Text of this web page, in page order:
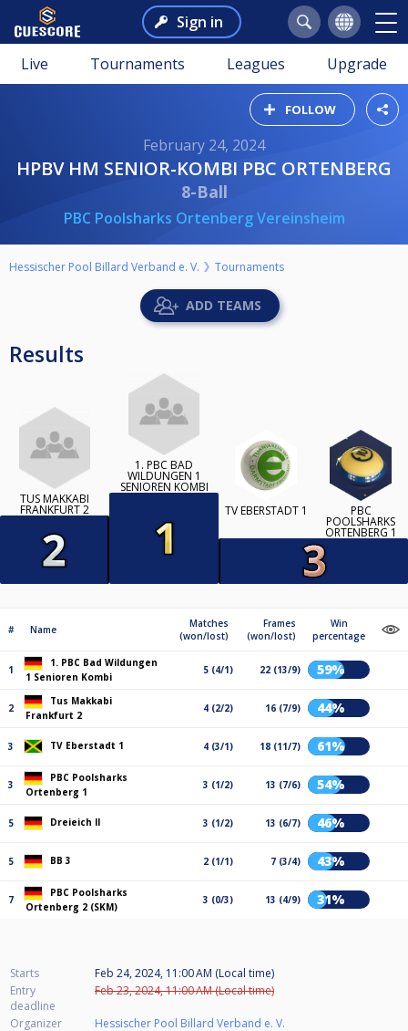
Sign in
Live Tournaments Leagues Upgrade
FOLLOW
February 24, 2024
HPBV HM SENIOR-KOMBI PBC ORTENBERG
8-Ball
PBC Poolsharks Ortenberg Vereinsheim
Hessischer Pool Billard Verband e. V. Tournaments
ADD TEAMS
Results
TUS MAKKABI
FRANKFURT 2
1. PBC BAD
WILDUNGEN 1
SENIOREN KOMBI
TV EBERSTADT 1
PBC
POOLSHARKS
ORTENBERG 1
# Name
Matches
(won/lost)
Frames
(won/lost)
Win
percentage
1
1. PBC Bad Wildungen
1 Senioren Kombi
5 (4/1) 22 (13/9) 59%
2
Tus Makkabi
Frankfurt 2
4 (2/2) 16 (7/9) 44%
3 TV Eberstadt 1 4 (3/1) 18 (11/7) 61%
3
PBC Poolsharks
Ortenberg 1
3 (1/2) 13 (7/6) 54%
5 Dreieich II 3 (1/2) 13 (6/7) 46%
5 BB 3 2 (1/1) 7 (3/4) 43%
7
PBC Poolsharks
Ortenberg 2 (SKM)
3 (0/3) 13 (4/9) 31%
Starts
Feb 24, 2024, 11:00 AM (Local time)
Entry
deadline
Feb 23, 2024, 11:00 AM (Local time)
Organizer
Hessischer Pool Billard Verband e. V.